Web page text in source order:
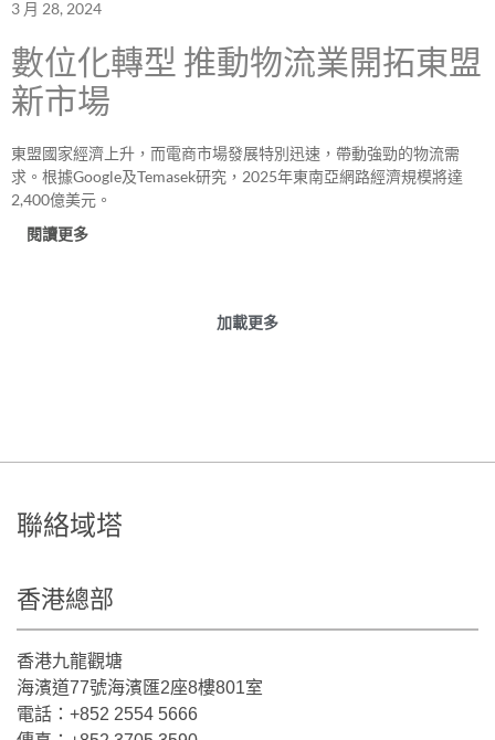
3 月 28, 2024
數位化轉型 推動物流業開拓東盟
新市場
東盟國家經濟上升，而電商市場發展特別迅速，帶動強勁的物流需
求。根據Google及Temasek研究，2025年東南亞網路經濟規模將達
2,400億美元。
閱讀更多
加載更多
聯絡域塔
香港總部
香港九龍觀塘
海濱道77號海濱匯2座8樓801室
電話：+852 2554 5666